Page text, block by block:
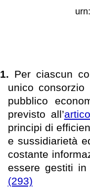
1. Per ciascun
unico
pubblico
previsto all’
principi di
e sussidiarietà
costante
essere gestiti
(293)